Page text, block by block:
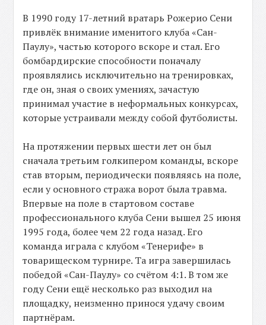
В 1990 году 17-летний вратарь Рожерио Сени
привлёк внимание именитого клуба «Сан-
Паулу», частью которого вскоре и стал. Его
бомбардирские способности поначалу
проявлялись исключительно на тренировках,
где он, зная о своих умениях, зачастую
принимал участие в неформальных конкурсах,
которые устраивали между собой футболисты.
На протяжении первых шести лет он был
сначала третьим голкипером команды, вскоре
став вторым, периодически появляясь на поле,
если у основного стража ворот была травма.
Впервые на поле в стартовом составе
профессионального клуба Сени вышел 25 июня
1995 года, более чем 22 года назад. Его
команда играла с клубом «Тенерифе» в
товарищеском турнире. Та игра завершилась
победой «Сан-Паулу» со счётом 4:1. В том же
году Сени ещё несколько раз выходил на
площадку, неизменно принося удачу своим
партнёрам.